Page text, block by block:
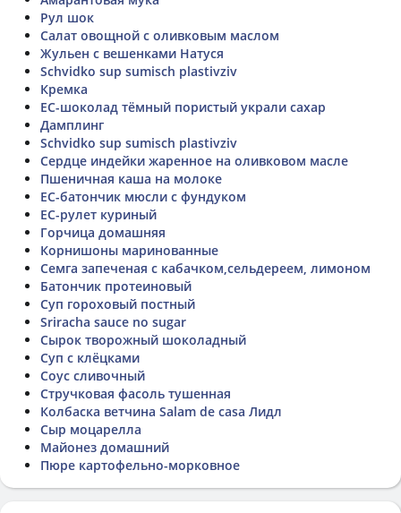
Рул шок
Салат овощной с оливковым маслом
Жульен с вешенками Натуся
Schvidko sup sumisch plastivziv
Кремка
ЕС-шоколад тёмный пористый украли сахар
Дамплинг
Schvidko sup sumisch plastivziv
Сердце индейки жаренное на оливковом масле
Пшеничная каша на молоке
ЕС-батончик мюсли с фундуком
ЕС-рулет куриный
Горчица домашняя
Корнишоны маринованные
Семга запеченая с кабачком,сельдереем, лимоном
Батончик протеиновый
Суп гороховый постный
Sriracha sauce no sugar
Сырок творожный шоколадный
Суп с клёцками
Соус сливочный
Стручковая фасоль тушенная
Колбаска ветчина Salam de casа Лидл
Сыр моцарелла
Майонез домашний
Пюре картофельно-морковное